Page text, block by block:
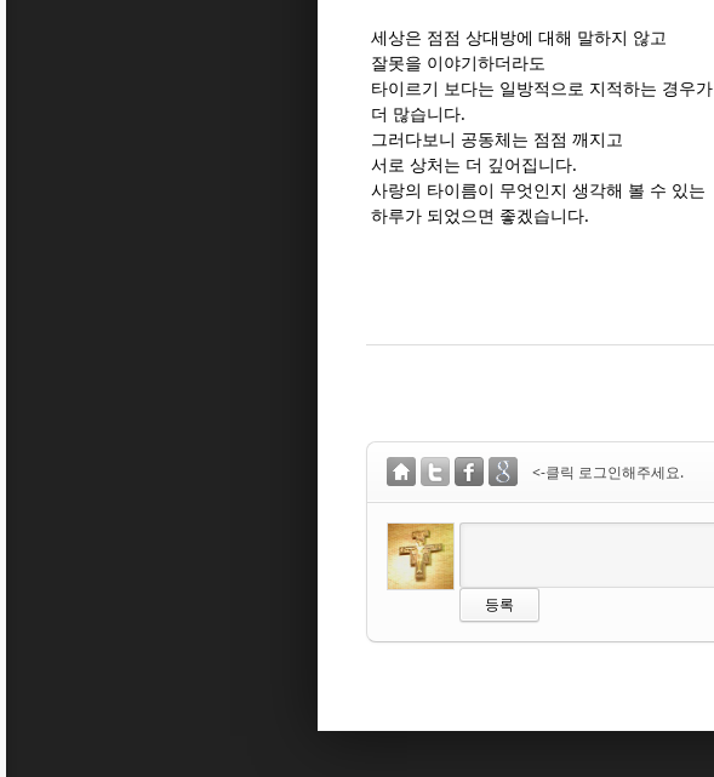
세상은 점점 상대방에 대해 말하지 않고
잘못을 이야기하더라도
타이르기 보다는 일방적으로 지적하는 경우가
더 많습니다.
그러다보니 공동체는 점점 깨지고
서로 상처는 더 깊어집니다.
사랑의 타이름이 무엇인지 생각해 볼 수 있는
하루가 되었으면 좋겠습니다.
<-클릭 로그인해주세요.